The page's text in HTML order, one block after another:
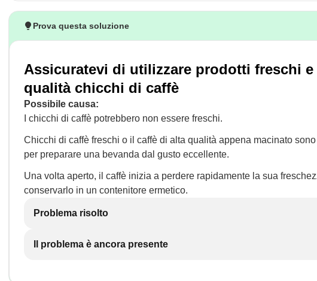
Prova questa soluzione
Assicuratevi di utilizzare prodotti freschi
qualità chicchi di caffè
Possibile causa:
I chicchi di caffè potrebbero non essere freschi.
Chicchi di caffè freschi o il caffè di alta qualità appena macinato
per preparare una bevanda dal gusto eccellente.
Una volta aperto, il caffè inizia a perdere rapidamente la sua
conservarlo in un contenitore ermetico.
Problema risolto
Il problema è ancora presente